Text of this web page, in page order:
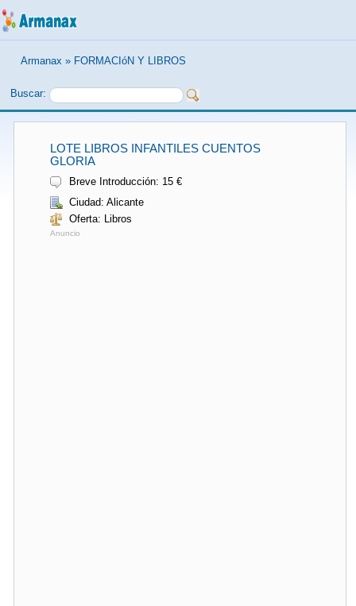
Armanax » FORMACIóN Y LIBROS
Buscar:
LOTE LIBROS INFANTILES CUENTOS
GLORIA
Breve Introducción: 15 €
Ciudad: Alicante
Oferta: Libros
Anuncio